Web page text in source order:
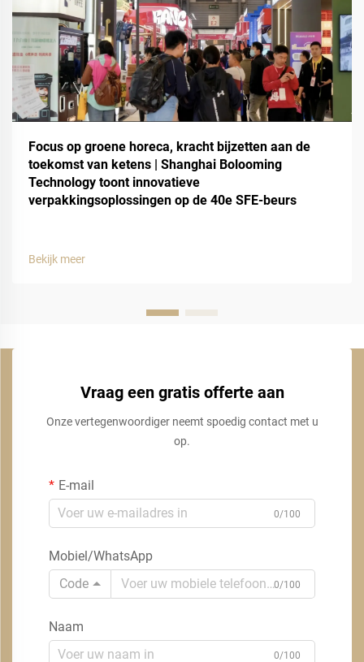
Focus op groene horeca, kracht bijzetten aan de
toekomst van ketens | Shanghai Bolooming
Technology toont innovatieve
verpakkingsoplossingen op de 40e SFE-beurs
Bekijk meer
Vraag een gratis offerte aan
Onze vertegenwoordiger neemt spoedig contact met u
op.
E-mail
0/100
Mobiel/WhatsApp
Code
0/100
Naam
0/100